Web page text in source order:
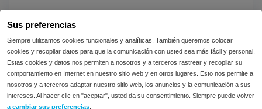
Sus preferencias
Siempre utilizamos cookies funcionales y analíticas. También queremos colocar
cookies y recopilar datos para que la comunicación con usted sea más fácil y personal.
Estas cookies y datos nos permiten a nosotros y a terceros rastrear y recopilar su
comportamiento en Internet en nuestro sitio web y en otros lugares. Esto nos permite a
nosotros y a terceros adaptar nuestro sitio web, los anuncios y la comunicación a sus
intereses. Al hacer clic en "aceptar", usted da su consentimiento. Siempre puede volver
a cambiar sus preferencias
El mundo está lleno de preocupaciones. Algunas
son de carácter colectivo, como las guerras y las
pandemias. Otras son más...
Vista